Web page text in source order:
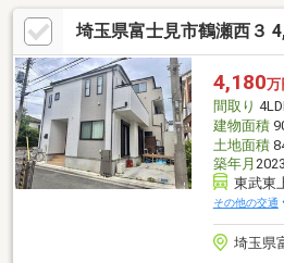
富士見まで自転車で楽々・小学校が近
辺環境・スーパーエコス：徒歩5分・ロ
グストアセキ：徒歩3分・ららぽーと富
学校：徒歩1分・けやきわかば保育園：
歩7分・貝戸の森：徒歩7分
埼玉県富士見市鶴瀬西３
4,180万
間取り
建物面積
土地面積
築年月
東武東
その他の交通
埼玉県